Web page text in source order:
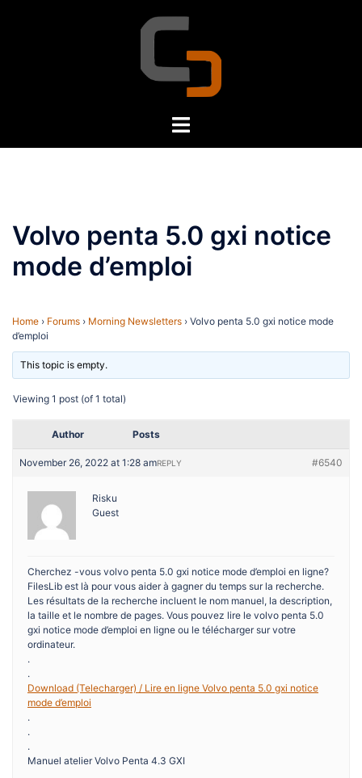
Toggle
Volvo penta 5.0 gxi notice
mode d’emploi
Home › Forums › Morning Newsletters › Volvo penta 5.0 gxi notice mode
d’emploi
This topic is empty.
Viewing 1 post (of 1 total)
Author Posts
November 26, 2022 at 1:28 am #6540
REPLY
Risku
Guest
Cherchez -vous volvo penta 5.0 gxi notice mode d’emploi en ligne?
FilesLib est là pour vous aider à gagner du temps sur la recherche.
Les résultats de la recherche incluent le nom manuel, la description,
la taille et le nombre de pages. Vous pouvez lire le volvo penta 5.0
gxi notice mode d’emploi en ligne ou le télécharger sur votre
ordinateur.
.
.
Download (Telecharger) / Lire en ligne Volvo penta 5.0 gxi notice
mode d’emploi
.
.
.
Manuel atelier Volvo Penta 4.3 GXI